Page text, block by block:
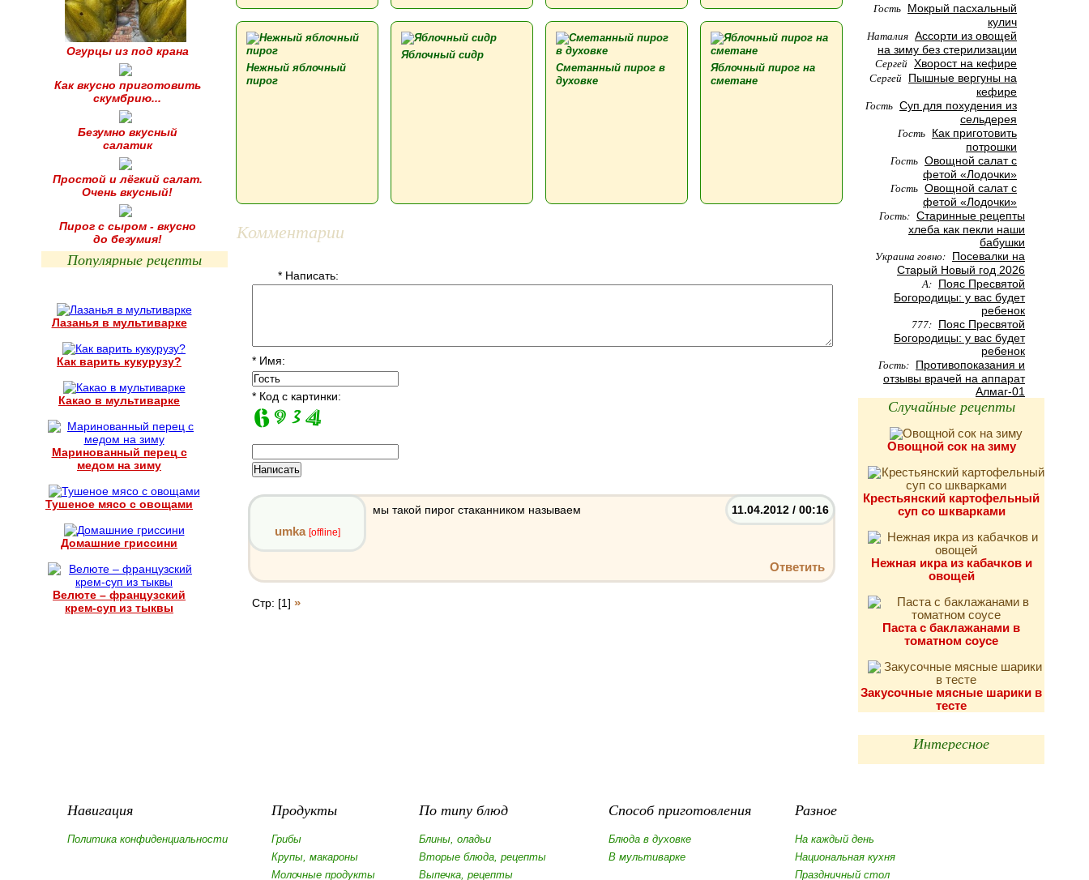
Огурцы из под крана
Как вкусно приготовить
скумбрию...
Безумно вкусный
салатик
Простой и лёгкий салат.
Очень вкусный!
Пирог с сыром - вкусно
до безумия!
Популярные рецепты
Лазанья в мультиварке
Как варить кукурузу?
Какао в мультиварке
Маринованный перец с
медом на зиму
Тушеное мясо с овощами
Домашние гриссини
Велюте – французский
крем-суп из тыквы
Нежный яблочный
пирог
Яблочный сидр
Сметанный пирог в
духовке
Яблочный пирог на
сметане
Комментарии
* Написать:
* Имя:
* Код с картинки:
11.04.2012 / 00:16
umka [offline]
мы такой пирог стаканником называем
Ответить
Стр: [1] »
Гость Мокрый пасхальный
кулич
Наталия Ассорти из овощей
на зиму без стерилизации
Сергей Хворост на кефире
Сергей Пышные вергуны на
кефире
Гость Суп для похудения из
сельдерея
Гость Как приготовить
потрошки
Гость Овощной салат с
фетой «Лодочки»
Гость Овощной салат с
фетой «Лодочки»
Гость: Старинные рецепты
хлеба как пекли наши
бабушки
Украина говно: Посевалки на
Старый Новый год 2026
А: Пояс Пресвятой
Богородицы: у вас будет
ребенок
777: Пояс Пресвятой
Богородицы: у вас будет
ребенок
Гость: Противопоказания и
отзывы врачей на аппарат
Алмаг-01
Случайные рецепты
Овощной сок на зиму
Крестьянский картофельный
суп со шкварками
Нежная икра из кабачков и
овощей
Паста с баклажанами в
томатном соусе
Закусочные мясные шарики в
тесте
Интересное
Навигация
Политика конфиденциальности
Продукты
Грибы
Крупы, макароны
Молочные продукты
По типу блюд
Блины, оладьи
Вторые блюда, рецепты
Выпечка, рецепты
Способ приготовления
Блюда в духовке
В мультиварке
Разное
На каждый день
Национальная кухня
Праздничный стол